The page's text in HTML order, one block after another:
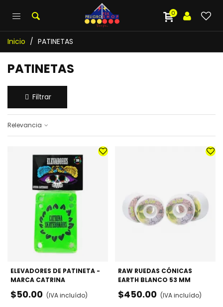
0
Inicio / PATINETAS
PATINETAS
Filtrar
Relevancia
ELEVADORES DE PATINETA -
MARCA CATRINA
$50.00 (IVA incluído)
RAW RUEDAS CÓNICAS
EARTH BLANCO 53 MM
$450.00 (IVA incluído)